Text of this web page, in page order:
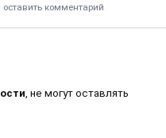
оставить комментарий
, не могут оставлять